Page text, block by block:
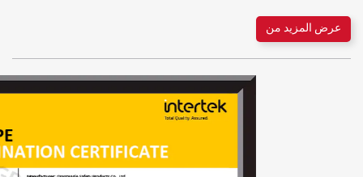
عرض المزيد من